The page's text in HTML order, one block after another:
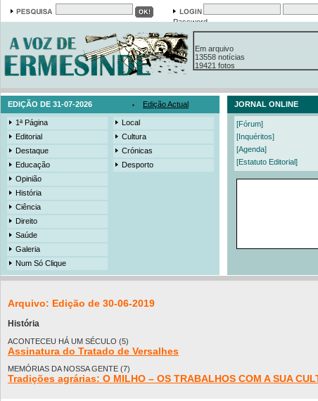
Password
Em arquivo
13558 notícias
19421 fotos
385 edições
EDIÇÃO DE 31-07-2026 Edição Actual JORNAL ONLINE
1ª Página
Editorial
Destaque
Educação
Opinião
História
Ciência
Direito
Saúde
Galeria
Num Só Clique
Local
Cultura
Crónicas
Desporto
[Fórum]
[Inquéritos]
[Agenda]
[Estatuto Editorial]
Arquivo: Edição de 30-06-2019
História
ACONTECEU HÁ UM SÉCULO (5)
Assinatura do Tratado de Versalhes
MEMÓRIAS DA NOSSA GENTE (7)
Tradições agrárias: O MILHO – OS TRABALHOS COM A SUA